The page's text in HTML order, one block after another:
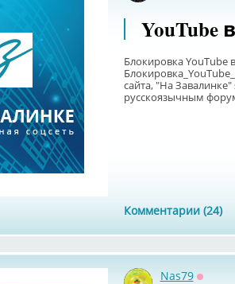
YouTube
Блокировка
сайта, "На
русскоязычным
Комментарии (24)
Nas79